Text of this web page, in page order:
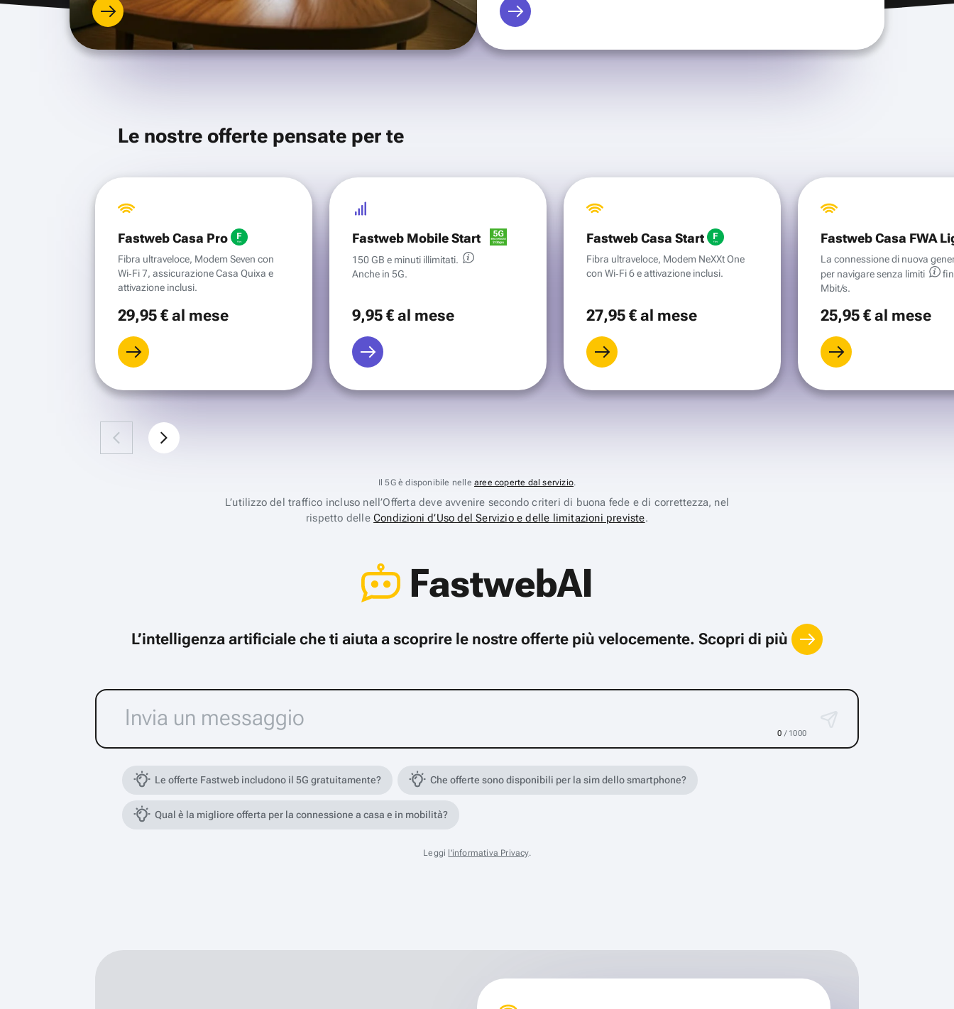
Le nostre offerte pensate per te
Fastweb Casa Pro
Fibra ultraveloce, Modem Seven con
Wi‑Fi 7, assicurazione Casa Quixa e
attivazione inclusi.
29,95 €al mese
Fastweb Mobile Start
150 GB e minuti illimitati.
Anche in 5G.
9,95 €al mese
Fastweb Casa Start
Fibra ultraveloce, Modem NeXXt One
con Wi‑Fi 6 e attivazione inclusi.
27,95 €al mese
Fastweb Casa FWA
La connessione di nuova
per navigare senza limiti
Mbit/s.
25,95 €al mese
Il 5G è disponibile nelle aree coperte dal servizio.
L’utilizzo del traffico incluso nell’Offerta deve avvenire secondo criteri di buona fede e di correttezza, nel
rispetto delleCondizioni d’Uso del Servizio e delle limitazioni previste.
FastwebAI
L’intelligenza artificiale che ti aiuta a scoprire le nostre offerte più velocemente. Scopri di più
0 / 1000
Le offerte Fastweb includono il 5G gratuitamente? Che offerte sono disponibili per la sim dello smartphone?
Qual è la migliore offerta per la connessione a casa e in mobilità?
Leggi l'informativa Privacy.